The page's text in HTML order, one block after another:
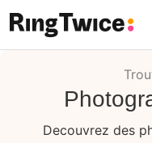
Ring Twice
Decouvrez des